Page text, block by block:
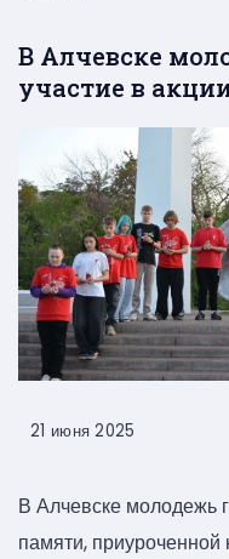
В Алчевске
участие в
21 июня 2025
В Алчевске молодежь
памяти,